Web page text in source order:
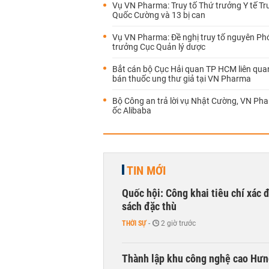
Vụ VN Pharma: Truy tố Thứ trưởng Y tế
Quốc Cường và 13 bị can
Vụ VN Pharma: Đề nghị truy tố nguyên
trưởng Cục Quản lý dược
Bắt cán bộ Cục Hải quan TP HCM liên
bán thuốc ung thư giả tại VN Pharma
Bộ Công an trả lời vụ Nhật Cường, VN
ốc Alibaba
TIN MỚI
Quốc hội: Công khai tiêu chí xác
sách đặc thù
THỜI SỰ - 2 giờ trước
Thành lập khu công nghệ cao